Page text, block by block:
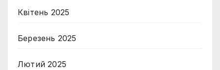
Квітень 2025
Березень 2025
Лютий 2025